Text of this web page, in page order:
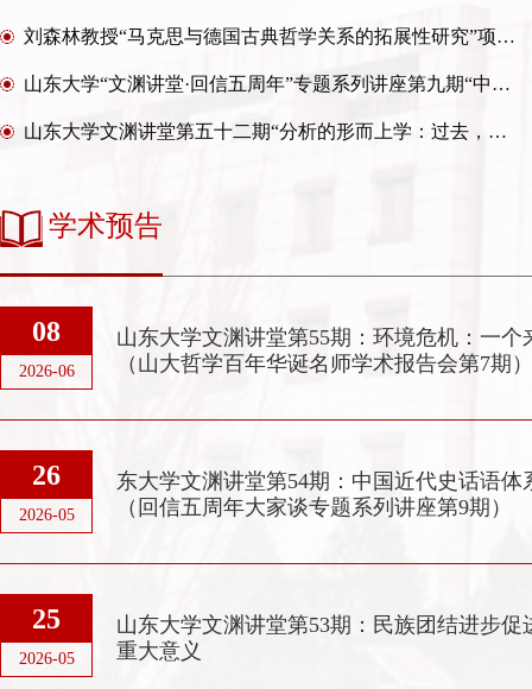
刘森林教授“马克思与德国古典哲学关系的拓展性研究”项目获国家社科基金重大项目结项优秀
山东大学“文渊讲堂·回信五周年”专题系列讲座第九期“中国近代史话语体系建设的若干思考”举行
山东大学文渊讲堂第五十二期“分析的形而上学：过去，当下与展望”举行
学术预告
08
2026-06
山东大学文渊讲堂第55期：环境危机：一个
（山大哲学百年华诞名师学术报告会第7期）
26
2026-05
东大学文渊讲堂第54期：中国近代史话语体
（回信五周年大家谈专题系列讲座第9期）
25
2026-05
山东大学文渊讲堂第53期：民族团结进步促
重大意义